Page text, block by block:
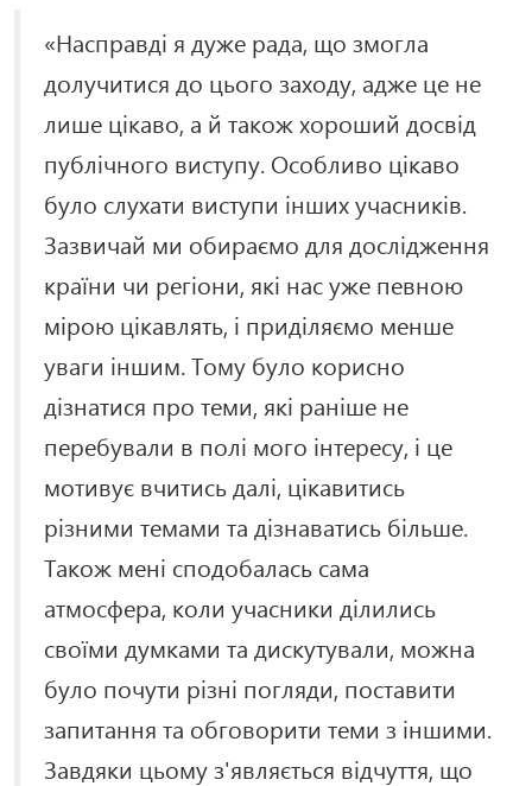
«Насправді я дуже рада, що змогла
долучитися до цього заходу, адже це не
лише цікаво, а й також хороший досвід
публічного виступу. Особливо цікаво
було слухати виступи інших учасників.
Зазвичай ми обираємо для дослідження
країни чи регіони, які нас уже певною
мірою цікавлять, і приділяємо менше
уваги іншим. Тому було корисно
дізнатися про теми, які раніше не
перебували в полі мого інтересу, і це
мотивує вчитись далі, цікавитись
різними темами та дізнаватись більше.
Також мені сподобалась сама
атмосфера, коли учасники ділились
своїми думками та дискутували, можна
було почути різні погляди, поставити
запитання та обговорити теми з іншими.
Завдяки цьому з'являється відчуття, що